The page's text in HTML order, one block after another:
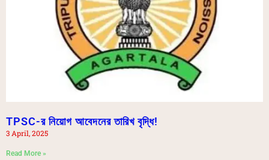
TPSC-র নিয়োগ আবেদনের তারিখ বৃদ্ধি!
3 April, 2025
Read More »